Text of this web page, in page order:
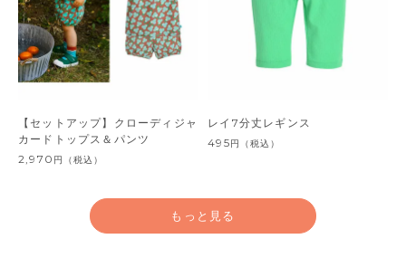
【セットアップ】クローディジャ
カードトップス＆パンツ
2,970 円 （税込）
レイ7分丈レギンス
495円 （税込）
もっと見る